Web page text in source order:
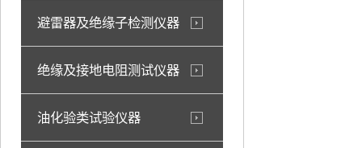
避雷器及绝缘子检测仪器
绝缘及接地电阻测试仪器
油化验类试验仪器